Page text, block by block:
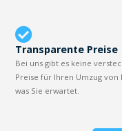
Transparente Preise
Bei uns gibt es keine
Preise für Ihren Umzug von
was Sie erwartet.